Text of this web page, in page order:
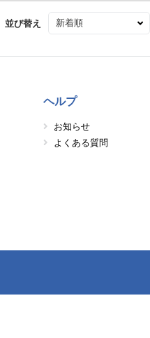
並び替え
ヘルプ
お知らせ
よくある質問